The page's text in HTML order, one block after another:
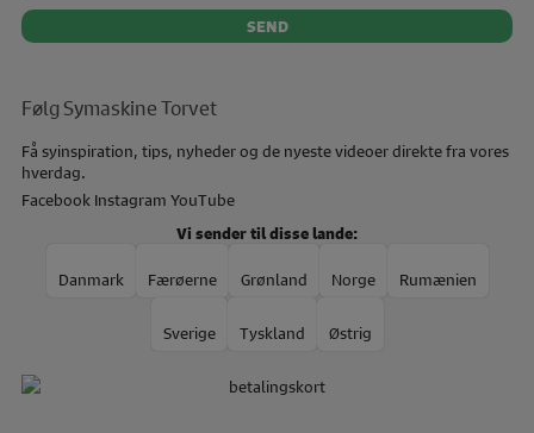
Følg Symaskine Torvet
Få syinspiration, tips, nyheder og de nyeste videoer direkte fra vores
hverdag.
Facebook Instagram YouTube
Vi sender til disse lande:
Danmark Færøerne Grønland Norge Rumænien
Sverige Tyskland Østrig